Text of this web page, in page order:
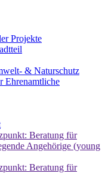
Projekte
& Naturschutz
Ehrenamtliche
Beratung für
Angehörige (young
Beratung für